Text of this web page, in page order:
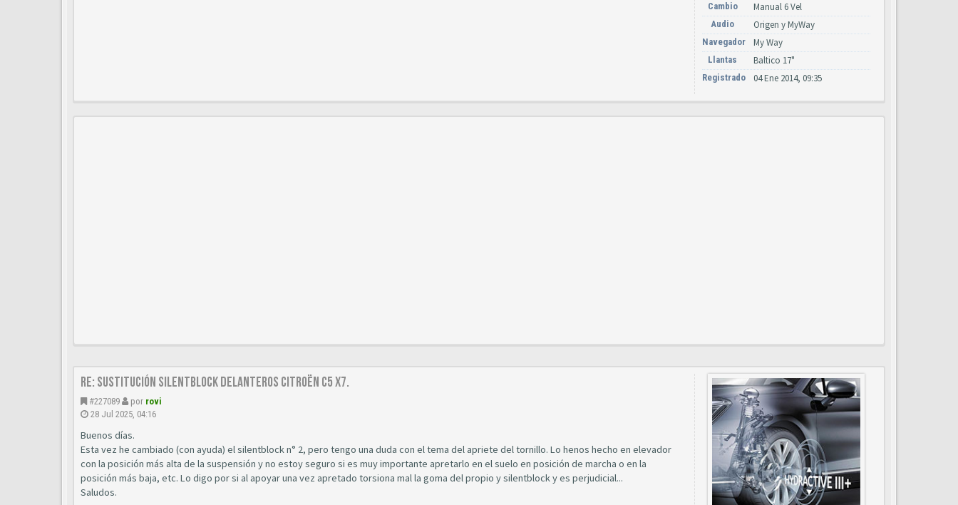
Cambio Manual 6 Vel
Audio Origen y MyWay
Navegador My Way
Llantas Baltico 17"
Registrado 04 Ene 2014, 09:35
Re: Sustitución SILENTBLOCK delanteros Citroën C5 X7.
#227089 por rovi
28 Jul 2025, 04:16
Buenos días.
Esta vez he cambiado (con ayuda) el silentblock n° 2, pero tengo una duda con el tema del apriete del tornillo. Lo henos hecho en elevador
con la posición más alta de la suspensión y no estoy seguro si es muy importante apretarlo en el suelo en posición de marcha o en la
posición más baja, etc. Lo digo por si al apoyar una vez apretado torsiona mal la goma del propio y silentblock y es perjudicial...
Saludos.